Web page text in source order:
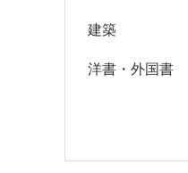
建築
洋書・外国書